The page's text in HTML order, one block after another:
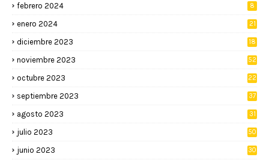
febrero 2024 8
enero 2024 21
diciembre 2023 18
noviembre 2023 52
octubre 2023 22
septiembre 2023 37
agosto 2023 31
julio 2023 50
junio 2023 30